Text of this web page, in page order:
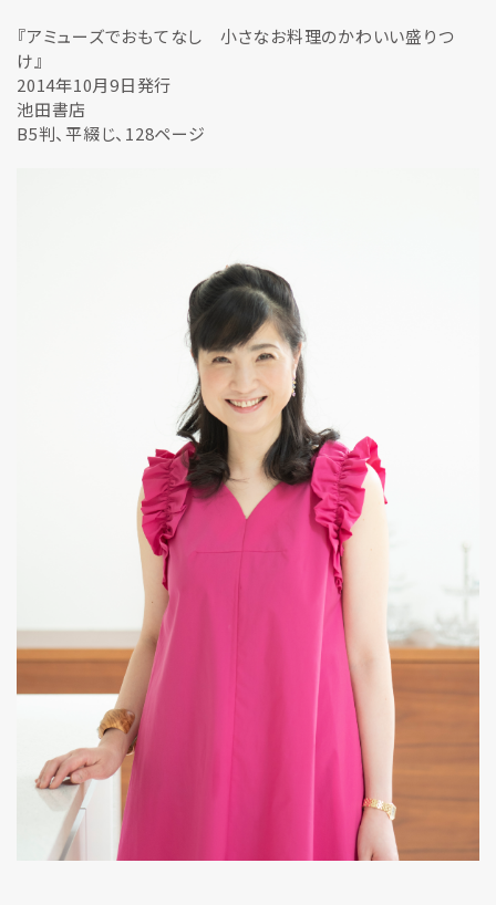
『アミューズでおもてなし 小さなお料理のかわいい盛りつ
け』
2014年10月9日発行
池田書店
B5判、平綴じ、128ページ